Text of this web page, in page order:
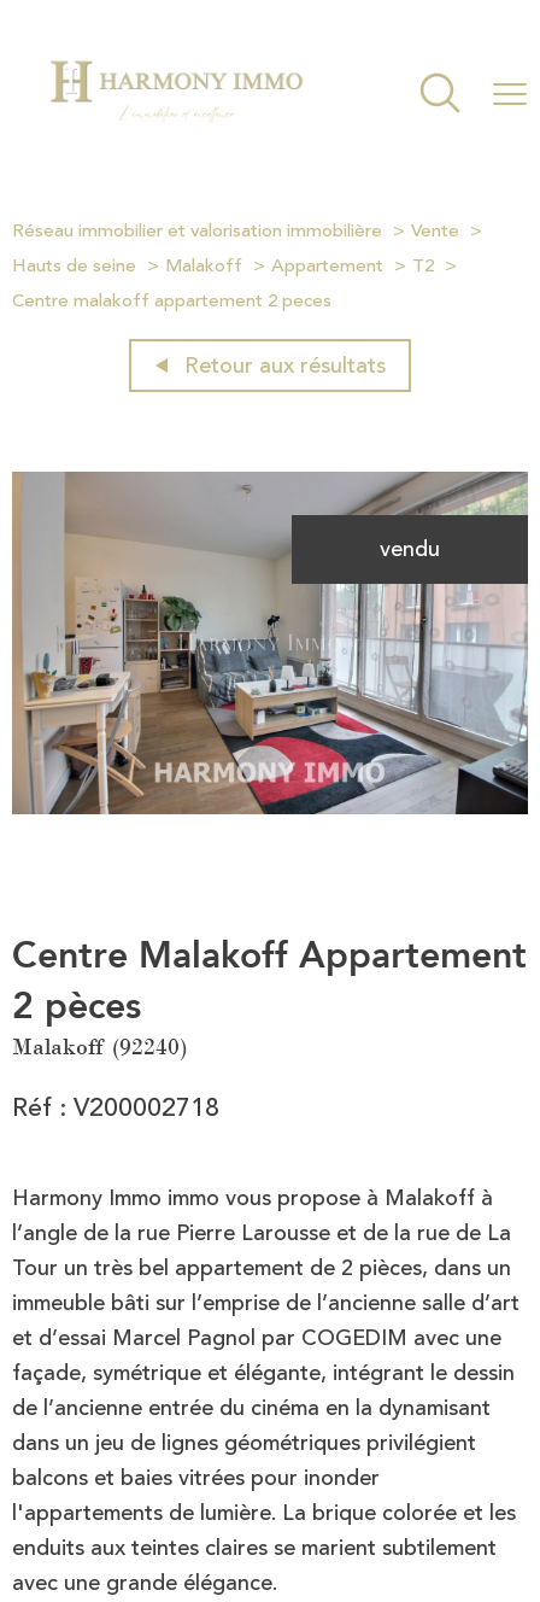
Réseau immobilier et valorisation immobilière
Vente
Hauts de seine
Malakoff Appartement
T2
Centre malakoff appartement 2 peces
Retour aux résultats
vendu
Centre Malakoff Appartement
2 pèces
Malakoff (92240)
Réf : V200002718
Harmony Immo immo vous propose à Malakoff à
l’angle de la rue Pierre Larousse et de la rue de La
Tour un très bel appartement de 2 pièces, dans un
immeuble bâti sur l’emprise de l’ancienne salle d’art
et d’essai Marcel Pagnol par COGEDIM avec une
façade, symétrique et élégante, intégrant le dessin
de l’ancienne entrée du cinéma en la dynamisant
dans un jeu de lignes géométriques privilégient
balcons et baies vitrées pour inonder
l'appartements de lumière. La brique colorée et les
enduits aux teintes claires se marient subtilement
avec une grande élégance.